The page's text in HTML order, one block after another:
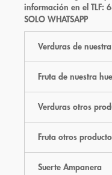
información en el TLF:
SOLO WHATSAPP
Verduras de
Fruta de nuestra
Verduras otros
Fruta otros
Suerte Ampanera